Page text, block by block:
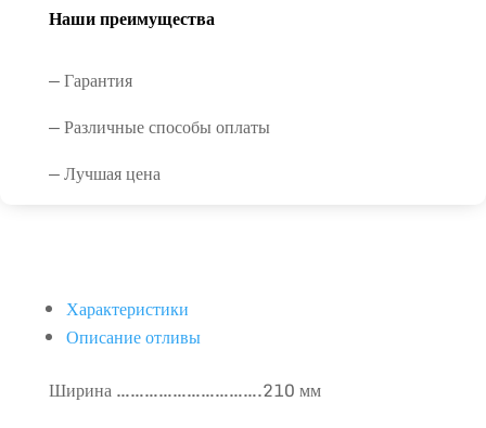
Наши преимущества
— Гарантия
— Различные способы оплаты
— Лучшая цена
Характеристики
Описание отливы
Ширина ………………………….210 мм